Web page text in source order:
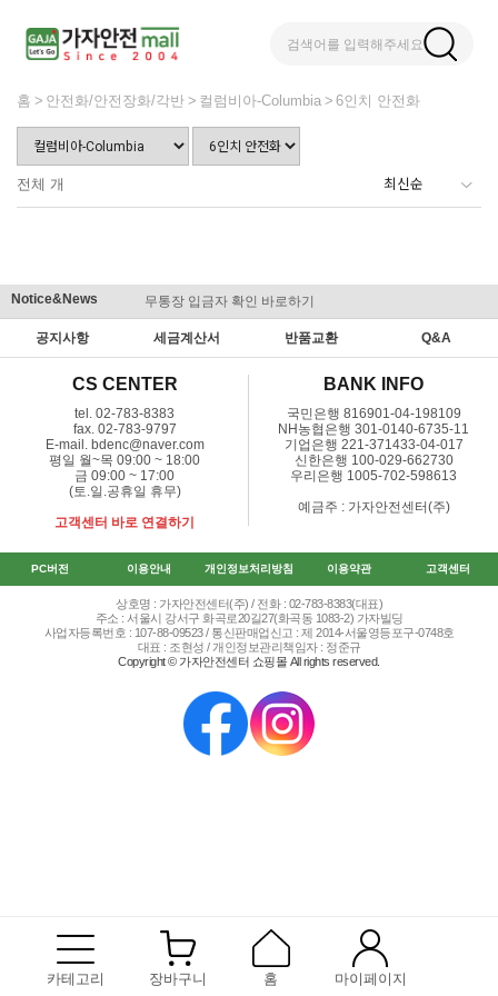
검색어를 입력해주세요
카테고리 장바구니 홈 마이페이지
홈 안전화/안전장화/각반 컬럼비아-Columbia 6인치 안전화
전체 개
Notice&News 무통장 입금자 확인 바로하기
공지사항 세금계산서 반품교환 Q&A
CS CENTER
tel. 02-783-8383
fax. 02-783-9797
E-mail. bdenc@naver.com
평일 월~목 09:00 ~ 18:00
금 09:00 ~ 17:00
(토.일.공휴일 휴무)
고객센터 바로 연결하기
BANK INFO
국민은행 816901-04-198109
NH농협은행 301-0140-6735-11
기업은행 221-371433-04-017
신한은행 100-029-662730
우리은행 1005-702-598613
예금주 : 가자안전센터(주)
PC버전 이용안내 개인정보처리방침 이용약관 고객센터
상호명 : 가자안전센터(주) / 전화 : 02-783-8383(대표)
주소 : 서울시 강서구 화곡로20길27(화곡동 1083-2) 가자빌딩
사업자등록번호 : 107-88-09523 / 통신판매업신고 : 제 2014-서울영등포구-0748호
대표 : 조현성 / 개인정보관리책임자 : 정준규
Copyright © 가자안전센터 쇼핑몰 All rights reserved.